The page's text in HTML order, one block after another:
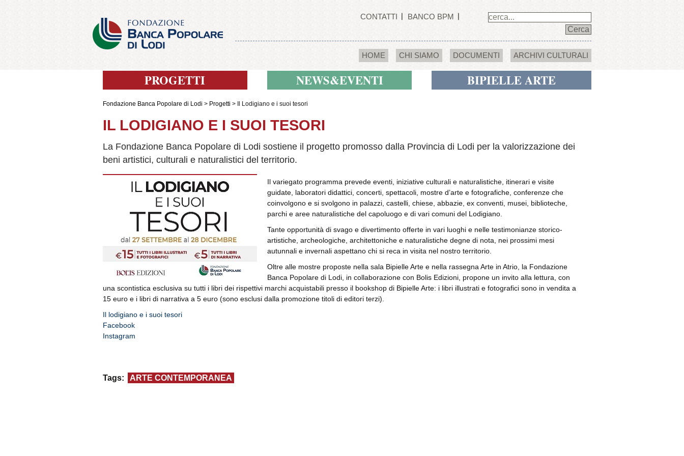
CONTATTI BANCO BPM
HOME CHI SIAMO DOCUMENTI ARCHIVI CULTURALI
PROGETTI NEWS&EVENTI BIPIELLE ARTE
Fondazione Banca Popolare di Lodi > Progetti > Il Lodigiano e i suoi tesori
IL LODIGIANO E I SUOI TESORI
La Fondazione Banca Popolare di Lodi sostiene il progetto promosso dalla Provincia di Lodi per la valorizzazione dei
beni artistici, culturali e naturalistici del territorio.
Il variegato programma prevede eventi, iniziative culturali e naturalistiche, itinerari e visite
guidate, laboratori didattici, concerti, spettacoli, mostre d’arte e fotografiche, conferenze che
coinvolgono e si svolgono in palazzi, castelli, chiese, abbazie, ex conventi, musei, biblioteche,
parchi e aree naturalistiche del capoluogo e di vari comuni del Lodigiano.
Tante opportunità di svago e divertimento offerte in vari luoghi e nelle testimonianze storico-
artistiche, archeologiche, architettoniche e naturalistiche degne di nota, nei prossimi mesi
autunnali e invernali aspettano chi si reca in visita nel nostro territorio.
Oltre alle mostre proposte nella sala Bipielle Arte e nella rassegna Arte in Atrio, la Fondazione
Banca Popolare di Lodi, in collaborazione con Bolis Edizioni, propone un invito alla lettura, con
una scontistica esclusiva su tutti i libri dei rispettivi marchi acquistabili presso il bookshop di Bipielle Arte: i libri illustrati e fotografici sono in vendita a
15 euro e i libri di narrativa a 5 euro (sono esclusi dalla promozione titoli di editori terzi).
Il lodigiano e i suoi tesori
Facebook
Instagram
Tags: ARTE CONTEMPORANEA